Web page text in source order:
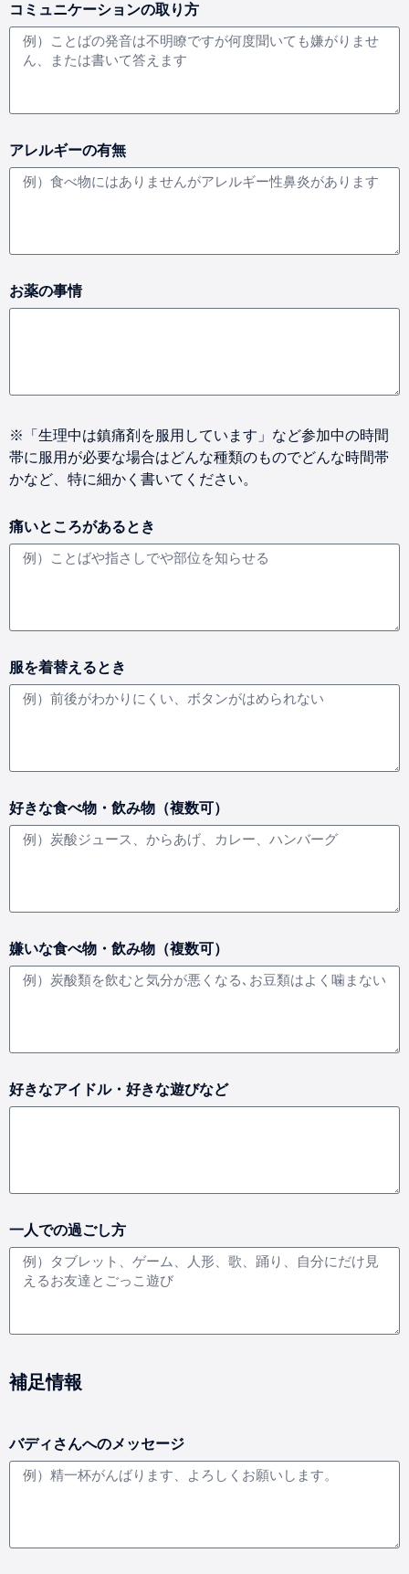
コミュニケーションの取り方
アレルギーの有無
お薬の事情
※「生理中は鎮痛剤を服用しています」など参加中の時間
帯に服用が必要な場合はどんな種類のものでどんな時間帯
かなど、特に細かく書いてください。
痛いところがあるとき
服を着替えるとき
好きな食べ物・飲み物（複数可）
嫌いな食べ物・飲み物（複数可）
好きなアイドル・好きな遊びなど
一人での過ごし方
補足情報
バディさんへのメッセージ